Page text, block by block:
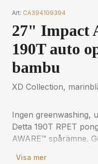
Art: CA394109394
27" Impact
190T auto
bambu
XD Collection,
Ingen greenwashing,
Detta 190T RPET
AWARE™ spårämne.
Visa mer